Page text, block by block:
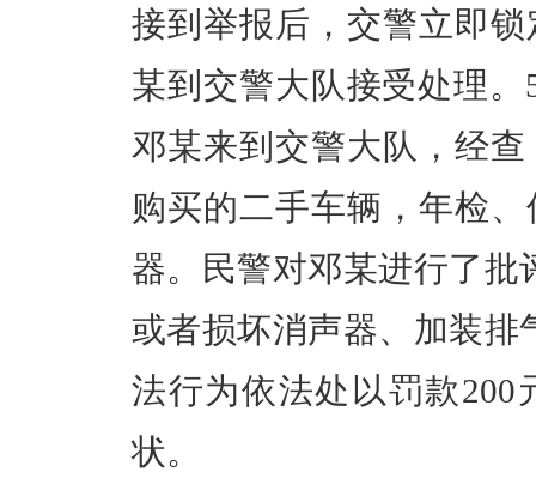
接到举报后，交警立即
某到交警大队接受处理
邓某来到交警大队，经
购买的二手车辆，年检
器。民警对邓某进行了批
或者损坏消声器、加装排
法行为依法处以罚款
状。